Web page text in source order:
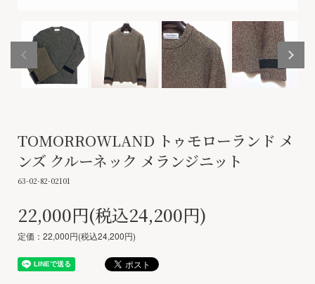
TOMORROWLAND トゥモローランド メ
ンズ クルーネック メランジニット
63-02-82-02101
22,000円(税込24,200円)
定価：22,000円(税込24,200円)